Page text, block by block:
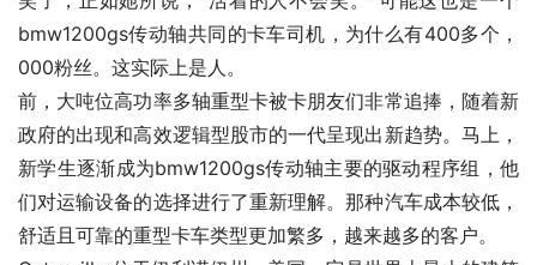
bmw1200gs传动轴共同的卡车司机，为什么有400多个，
000粉丝。这实际上是人。
前，大吨位高功率多轴重型卡被卡朋友们非常追捧，随着新
政府的出现和高效逻辑型股市的一代呈现出新趋势。马上，
新学生逐渐成为bmw1200gs传动轴主要的驱动程序组，他
们对运输设备的选择进行了重新理解。那种汽车成本较低，
舒适且可靠的重型卡车类型更加繁多，越来越多的客户。